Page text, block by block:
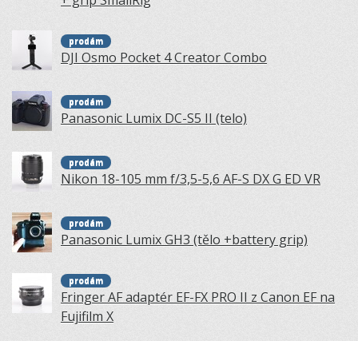
prodám
DJI Osmo Pocket 4 Creator Combo
prodám
Panasonic Lumix DC-S5 II (telo)
prodám
Nikon 18-105 mm f/3,5-5,6 AF-S DX G ED VR
prodám
Panasonic Lumix GH3 (tělo +battery grip)
prodám
Fringer AF adaptér EF-FX PRO II z Canon EF na
Fujifilm X